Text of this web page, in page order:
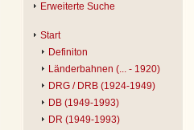
Erweiterte Suche
Start
Definiton
Länderbahnen (... - 1920)
DRG / DRB (1924-1949)
DB (1949-1993)
DR (1949-1993)